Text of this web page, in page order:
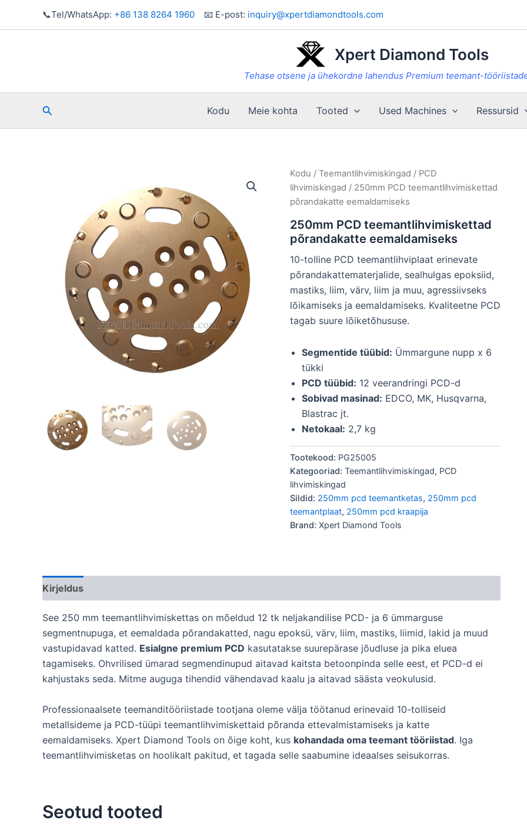
📞Tel/WhatsApp: +86 138 8264 1960 📧 E-post: inquiry@xpertdiamondtools.com
Xpert Diamond Tools
Tehase otsene ja ühekordne lahendus Premium teemant-
Otsi Kodu Meie kohta Tooted Used Machines Ressursid
Kodu / Teemantlihvimiskingad / PCD
lihvimiskingad / 250mm PCD teemantlihvimiskettad
põrandakatte eemaldamiseks
250mm PCD teemantlihvimiskettad
põrandakatte eemaldamiseks
10-tolline PCD teemantlihviplaat erinevate
põrandakattematerjalide, sealhulgas epoksiid,
mastiks, liim, värv, liim ja muu, agressiivseks
lõikamiseks ja eemaldamiseks. Kvaliteetne PCD
tagab suure lõiketõhususe.
Segmentide tüübid: Ümmargune nupp x 6
tükki
PCD tüübid: 12 veerandringi PCD-d
Sobivad masinad: EDCO, MK, Husqvarna,
Blastrac jt.
Netokaal: 2,7 kg
Tootekood: PG25005
Kategooriad: Teemantlihvimiskingad, PCD
lihvimiskingad
Sildid: 250mm pcd teemantketas, 250mm pcd
teemantplaat, 250mm pcd kraapija
Brand: Xpert Diamond Tools
Kirjeldus
See 250 mm teemantlihvimiskettas on mõeldud 12 tk neljakandilise PCD- ja 6 ümmarguse
segmentnupuga, et eemaldada põrandakatted, nagu epoksü, värv, liim, mastiks, liimid, lakid ja muud
vastupidavad katted. Esialgne premium PCD kasutatakse suurepärase jõudluse ja pika eluea
tagamiseks. Ohvrilised ümarad segmendinupud aitavad kaitsta betoonpinda selle eest, et PCD-d ei
kahjustaks seda. Mitme auguga tihendid vähendavad kaalu ja aitavad säästa veokulusid.
Professionaalsete teemanditööriistade tootjana oleme välja töötanud erinevaid 10-tolliseid
metallsideme ja PCD-tüüpi teemantlihvimiskettaid põranda ettevalmistamiseks ja katte
eemaldamiseks. Xpert Diamond Tools on õige koht, kus kohandada oma teemant tööriistad. Iga
teemantlihvimisketas on hoolikalt pakitud, et tagada selle saabumine ideaalses seisukorras.
Seotud tooted